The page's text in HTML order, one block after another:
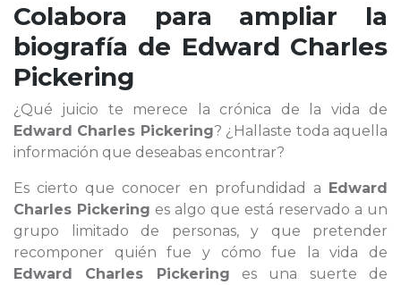
Colabora para ampliar la
biografía de Edward Charles
Pickering
¿Qué juicio te merece la crónica de la vida de
Edward Charles Pickering? ¿Hallaste toda aquella
información que deseabas encontrar?
Es cierto que conocer en profundidad a Edward
Charles Pickering es algo que está reservado a un
grupo limitado de personas, y que pretender
recomponer quién fue y cómo fue la vida de
Edward Charles Pickering es una suerte de